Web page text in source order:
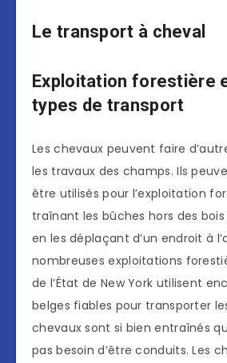
Le transport à cheval
Exploitation forestière
types de transport
Les chevaux peuvent faire
les travaux des champs. Ils
être utilisés pour l’exploitation
traînant les bûches hors des
en les déplaçant d’un endroit à
nombreuses exploitations
de l’État de New York utilisent
belges fiables pour transporter
chevaux sont si bien entraînés
pas besoin d’être conduits. Les